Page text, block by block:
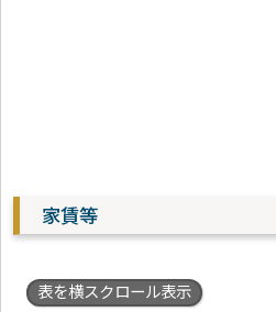
家賃等
表を横スクロール表示